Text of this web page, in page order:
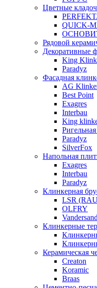
Цветные
QUICK-
Рядовой
Декоративные
King
Paradyz
Фасадная
AG
Best Point
Exagres
Interbau
King
Paradyz
SilverFox
Напольная
Exagres
Interbau
Paradyz
Клинкерная
LSR
OLFRY
Клинкерные
Керамическая
Creaton
Koramic
Braas